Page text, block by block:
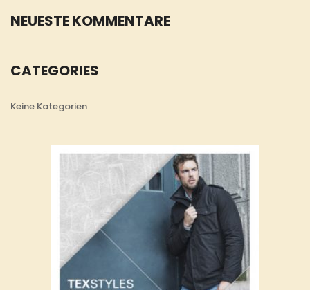
NEUESTE KOMMENTARE
CATEGORIES
Keine Kategorien